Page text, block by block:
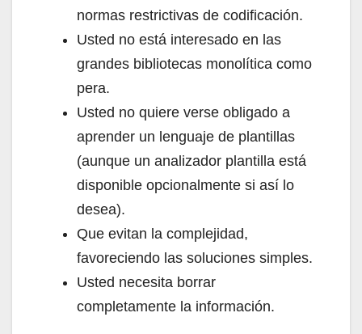
normas restrictivas de codificación.
Usted no está interesado en las
grandes bibliotecas monolítica como
pera.
Usted no quiere verse obligado a
aprender un lenguaje de plantillas
(aunque un analizador plantilla está
disponible opcionalmente si así lo
desea).
Que evitan la complejidad,
favoreciendo las soluciones simples.
Usted necesita borrar
completamente la información.